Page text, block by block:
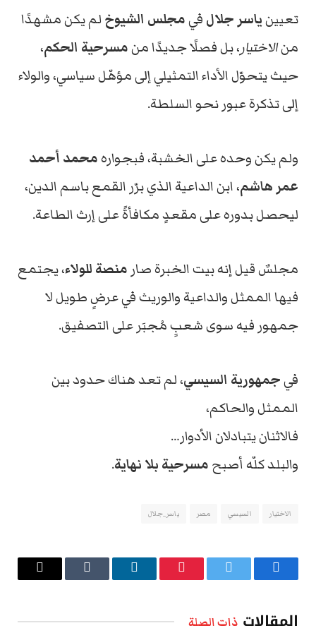
تعيينياسر جلال فيمجلس الشيوخ لم يكن مشهدًا
منالاختيار، بل فصلًا جديدًا منمسرحية الحكم،
حيث يتحوّل الأداء التمثيلي إلى مؤهّل سياسي، والولاء
إلى تذكرة عبور نحو السلطة.
ولم يكن وحده على الخشبة، فبجوارهمحمد أحمد
عمر هاشم، ابن الداعية الذي برّر القمع باسم الدين،
ليحصل بدوره على مقعدٍ مكافأةً على إرث الطاعة.
مجلسٌ قيل إنه بيت الخبرة صار منصة للولاء، يجتمع
فيها الممثل والداعية والوريث في عرضٍ طويل لا
جمهور فيه سوى شعبٍ مُجبَر على التصفيق.
فيجمهورية السيسي، لم تعد هناك حدود بين
الممثل والحاكم،
فالاثنان يتبادلان الأدوار…
والبلد كلّه أصبح مسرحية بلا نهاية.
الاختيار السيسي مصر ياسر_جلال
فيسبوك تويتر بينتيريستلينكدإن Tumblr
البريد
المقالات ذات الصلة